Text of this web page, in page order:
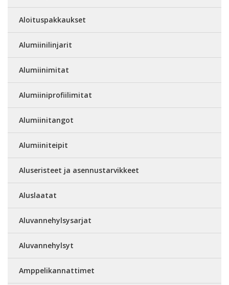
Aloituspakkaukset
Alumiinilinjarit
Alumiinimitat
Alumiiniprofiilimitat
Alumiinitangot
Alumiiniteipit
Aluseristeet ja asennustarvikkeet
Aluslaatat
Aluvannehylsysarjat
Aluvannehylsyt
Amppelikannattimet